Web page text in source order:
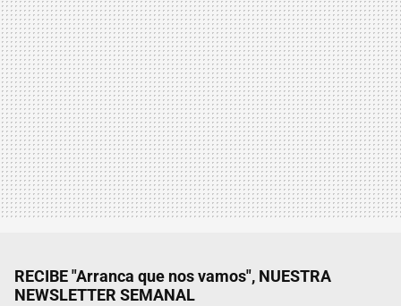
RECIBE "Arranca que nos vamos", NUESTRA
NEWSLETTER SEMANAL